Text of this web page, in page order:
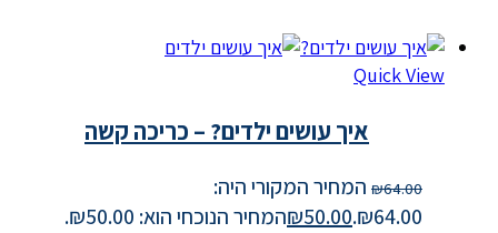
Quick View
איך עושים ילדים? – כריכה קשה
₪64.00
המחיר המקורי היה:
₪64.00.
₪50.00 המחיר הנוכחי הוא: ₪50.00.